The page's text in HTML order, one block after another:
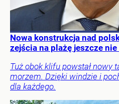
Nowa konstrukcja nad
zejścia na plażę jeszcze nie
Tuż obok klifu powstał nowy
morzem. Dzięki windzie i
dla każdego.